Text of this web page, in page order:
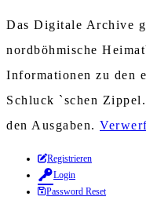
Das Digitale Archive
nordböhmische
Informationen zu den
Schluck `schen
den Ausgaben.
Zum
Inhalt
springen
Registrieren
Login
Password Reset